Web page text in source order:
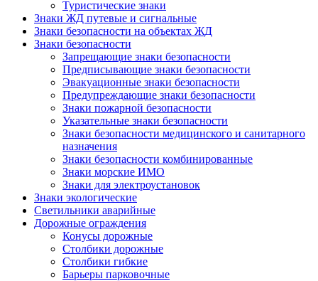
Туристические знаки
Знаки ЖД путевые и сигнальные
Знаки безопасности на объектах ЖД
Знаки безопасности
Запрещающие знаки безопасности
Предписывающие знаки безопасности
Эвакуационные знаки безопасности
Предупреждающие знаки безопасности
Знаки пожарной безопасности
Указательные знаки безопасности
Знаки безопасности медицинского и санитарного
назначения
Знаки безопасности комбинированные
Знаки морские ИМО
Знаки для электроустановок
Знаки экологические
Светильники аварийные
Дорожные ограждения
Конусы дорожные
Столбики дорожные
Столбики гибкие
Барьеры парковочные